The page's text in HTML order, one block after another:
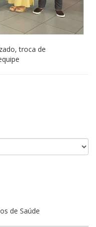
troca de
de Saúde